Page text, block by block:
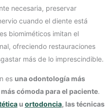
necesaria, preservar
cuando el diente está
biomiméticos imitan el
ofreciendo restauraciones
más de lo imprescindible.
es una odontología más
cómoda para el paciente.
u ortodoncia, las técnicas